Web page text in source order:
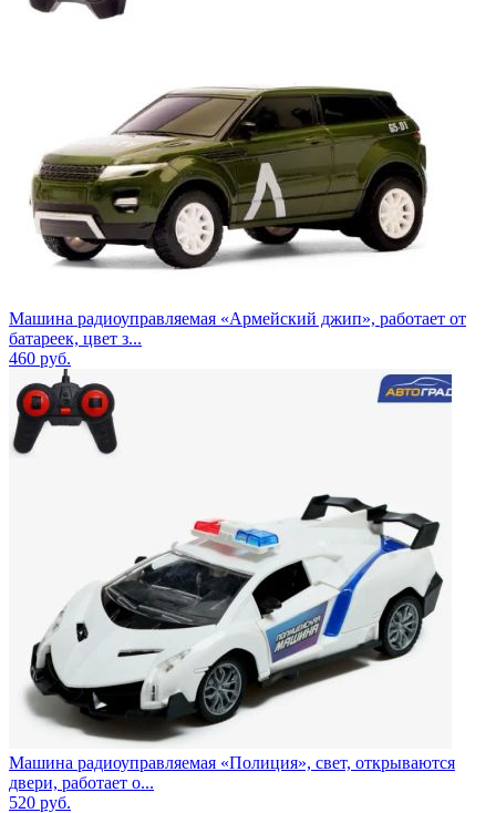
Машина радиоуправляемая «Армейский джип», работает от
батареек, цвет з...
460 руб.
Машина радиоуправляемая «Полиция», свет, открываются
двери, работает о...
520 руб.